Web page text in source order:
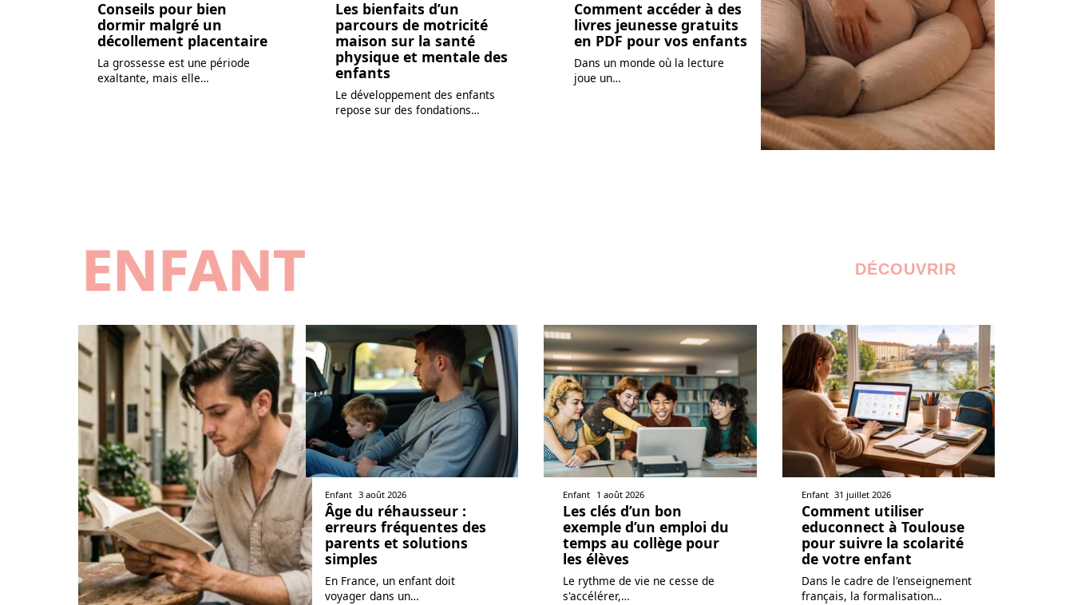
Conseils pour bien
dormir malgré un
décollement placentaire
La grossesse est une période
exaltante, mais elle…
Les bienfaits d’un
parcours de motricité
maison sur la santé
physique et mentale des
enfants
Le développement des enfants
repose sur des fondations…
Comment accéder à des
livres jeunesse gratuits
en PDF pour vos enfants
Dans un monde où la lecture
joue un…
ENFANT DÉCOUVRIR
Enfant 3 août 2026
Âge du réhausseur :
erreurs fréquentes des
parents et solutions
simples
En France, un enfant doit
voyager dans un…
Enfant 1 août 2026
Les clés d’un bon
exemple d’un emploi du
temps au collège pour
les élèves
Le rythme de vie ne cesse de
s'accélérer,…
Enfant 31 juillet 2026
Comment utiliser
educonnect à Toulouse
pour suivre la scolarité
de votre enfant
Dans le cadre de l'enseignement
français, la formalisation…